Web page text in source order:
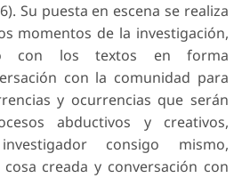
Su puesta en escena se realiza
momentos de la investigación,
con los textos en forma
con la comunidad para
y ocurrencias que serán
abductivos y creativos,
consigo mismo,
creada y conversación con